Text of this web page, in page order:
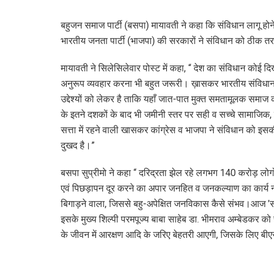
बहुजन समाज पार्टी (बसपा) मायावती ने कहा कि संविधान
भारतीय जनता पार्टी (भाजपा) की सरकारों ने संविधान को ठीक
मायावती ने सिलेसिलेवार पोस्ट में कहा, “ देश का संविधान
अनुरूप व्यवहार करना भी बहुत जरूरी। ख़ासकर भारतीय
उद्देश्यों को लेकर है ताकि यहाँ जात-पात मुक्त समतामूलक समाज
के इतने दशकों के बाद भी जमीनी स्तर पर सही व सच्चे
सत्ता में रहने वाली खासकर कांग्रेस व भाजपा ने संविधान को
दुखद है।”
बसपा सुप्रीमो ने कहा “ दरिद्रता झेल रहे लगभग 140 करोड़
एवं पिछड़ापन दूर करने का अपार जनहित व जनकल्याण का कार्य
बिगाड़ने वाला, जिससे बहु-अपेक्षित जनविकास कैसे संभव।आज
इसके मुख्य शिल्पी परमपूज्य बाबा साहेब डा. भीमराव अम्बेडकर
के जीवन में आरक्षण आदि के जरिए बेहतरी आएगी, जिसके लिए